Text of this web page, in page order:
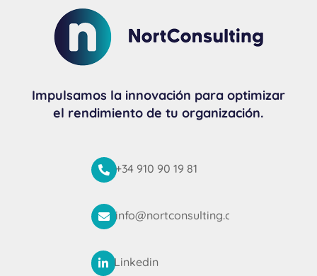
Impulsamos la innovación para optimizar
el rendimiento de tu organización.
 +34 910 90 19 81
 info@nortconsulting.com
 Linkedin